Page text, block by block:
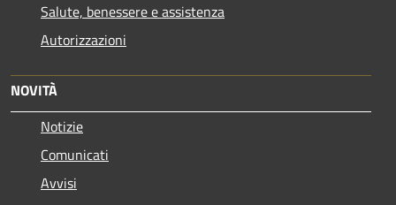
Salute, benessere e assistenza
Autorizzazioni
NOVITÀ
Notizie
Comunicati
Avvisi